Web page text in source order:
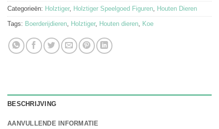
Categorieën: Holztiger, Holztiger Speelgoed Figuren Houten Dieren
Tags: Boerderijdieren Holztiger, Houten dieren Koe
BESCHRIJVING
AANVULLENDE INFORMATIE